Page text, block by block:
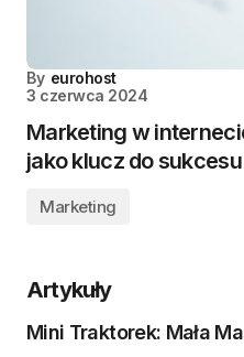
By eurohost
3 czerwca 2024
Marketing w
jako klucz do sukcesu
Marketing
Artykuły
Mini Traktorek: Mała